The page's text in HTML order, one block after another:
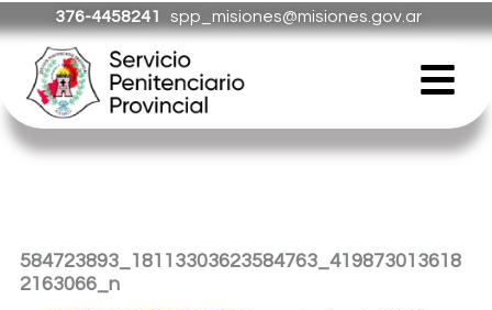
al
contenido
376-4458241 spp_misiones@misiones.gov.ar
584723893_18113303623584763_419873013618
2163066_n